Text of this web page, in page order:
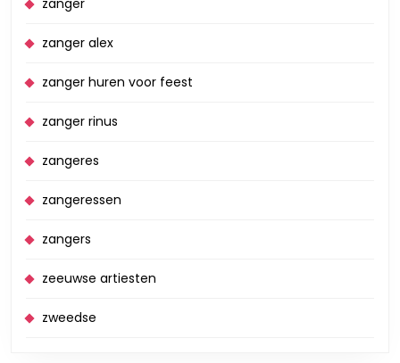
zanger alex
zanger huren voor feest
zanger rinus
zangeres
zangeressen
zangers
zeeuwse artiesten
zweedse